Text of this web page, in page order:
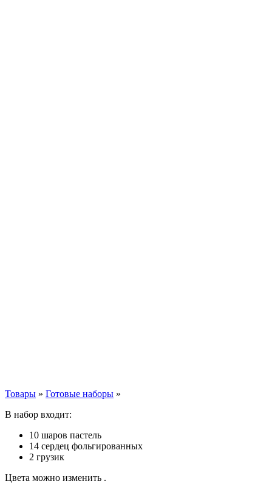
Товары » Готовые наборы »
В набор входит:
10 шаров пастель
14 сердец фольгированных
2 грузик
Цвета можно изменить .